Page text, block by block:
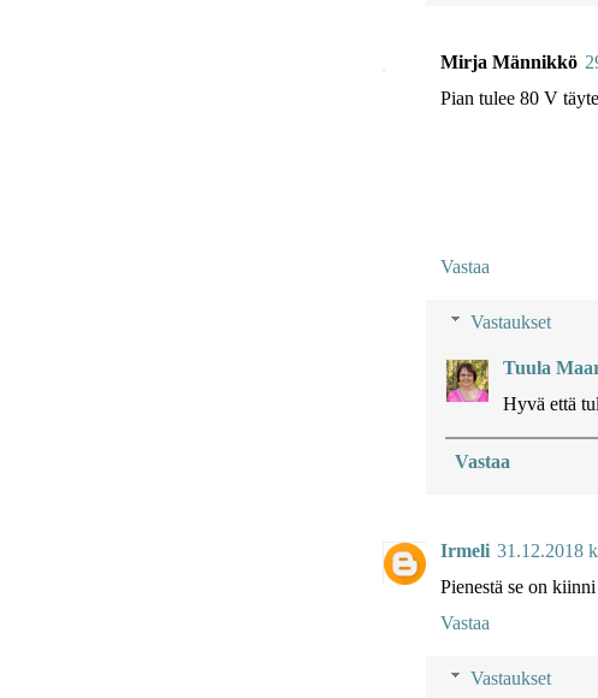
Mirja Männikkö
Pian tulee 80 V
Vastaa
Vastaukset
Tuula
Hyvä että
Vastaa
Irmeli 31.12.2018
Pienestä se on
Vastaa
Vastaukset